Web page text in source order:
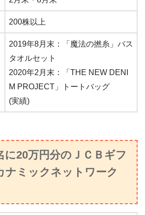
200株以上
2019年8月末：「魔法の撚糸」バス
タオルセット
2020年2月末：「THE NEW DENI
M PROJECT」トートバッグ
(実績)
20万円分のＪＣＢギフ
ナミックネットワーク